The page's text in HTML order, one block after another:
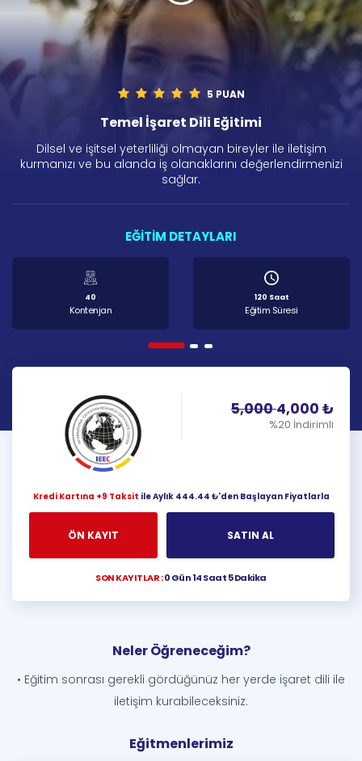
5 PUAN
Temel İşaret Dili Eğitimi
Dilsel ve işitsel yeterliliği olmayan bireyler ile iletişim
kurmanızı ve bu alanda iş olanaklarını değerlendirmenizi
sağlar.
EĞİTİM DETAYLARI
40
Kontenjan
120 Saat
Eğitim Süresi
5,0004,000 ₺
%20 İndirimli
Kredi Kartına +9 Taksit ile Aylık 444.44 ₺'den Başlayan Fiyatlarla
ÖN KAYIT SATIN AL
SON KAYITLAR :0 Gün 14 Saat 5 Dakika
Neler Öğreneceğim?
• Eğitim sonrası gerekli gördüğünüz her yerde işaret dili ile
iletişim kurabileceksiniz.
Eğitmenlerimiz